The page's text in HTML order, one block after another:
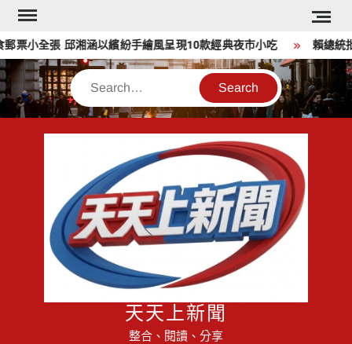
Skip
content
小全張 邱湘涵以繽紛手繪風呈現10款經典夜市小吃 賴總統批
Search
天天上新聞
整合、閱讀、分享